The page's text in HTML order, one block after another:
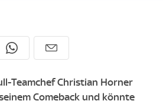
Teamchef Christian Horner
Comeback und könnte